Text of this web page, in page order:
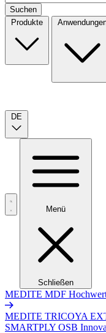
Suchen
Produkte
DE
Menü
Schließen
MEDITE MDF
MEDITE TRICOYA
SMARTPLY OSB